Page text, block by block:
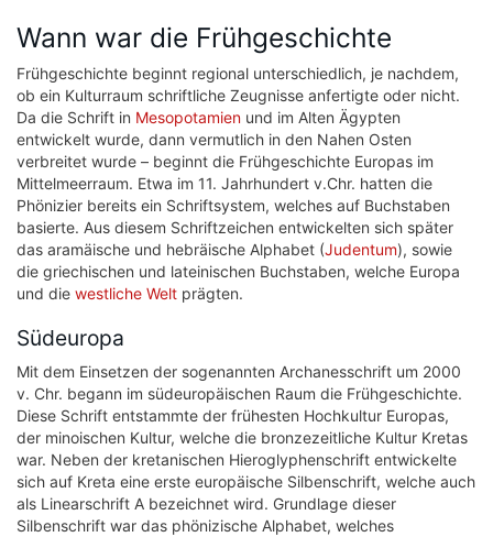
Wann war die Frühgeschichte
Frühgeschichte beginnt regional unterschiedlich, je nachdem,
ob ein Kulturraum schriftliche Zeugnisse anfertigte oder nicht.
Da die Schrift in Mesopotamien und im Alten Ägypten
entwickelt wurde, dann vermutlich in den Nahen Osten
verbreitet wurde – beginnt die Frühgeschichte Europas im
Mittelmeerraum. Etwa im 11. Jahrhundert v.Chr. hatten die
Phönizier bereits ein Schriftsystem, welches auf Buchstaben
basierte. Aus diesem Schriftzeichen entwickelten sich später
das aramäische und hebräische Alphabet (Judentum), sowie
die griechischen und lateinischen Buchstaben, welche Europa
und die westliche Welt prägten.
Südeuropa
Mit dem Einsetzen der sogenannten Archanesschrift um 2000
v. Chr. begann im südeuropäischen Raum die Frühgeschichte.
Diese Schrift entstammte der frühesten Hochkultur Europas,
der minoischen Kultur, welche die bronzezeitliche Kultur Kretas
war. Neben der kretanischen Hieroglyphenschrift entwickelte
sich auf Kreta eine erste europäische Silbenschrift, welche auch
als Linearschrift A bezeichnet wird. Grundlage dieser
Silbenschrift war das phönizische Alphabet, welches